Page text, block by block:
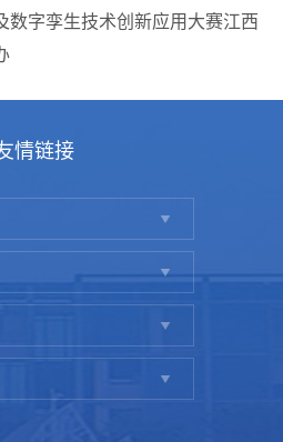
数字孪生技术创新应用大赛江西
情链接